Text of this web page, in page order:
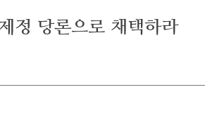
정 당론으로 채택하라